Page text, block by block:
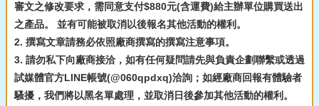
審文之修改要求，需同意支付$880元(含運費)給主辦單位購買送出
之產品。 並有可能被取消以後報名其他活動的權利。
2. 撰寫文章請務必依照廠商撰寫的撰寫注意事項。
3. 請勿私下向廠商接洽，如有任何疑問請先與負責企劃聯繫或透過
試媒體官方LINE帳號(@060qpdxq)洽詢；如經廠商回報有體驗者
騷擾，我們將以黑名單處理，並取消日後參加其他活動的權利。